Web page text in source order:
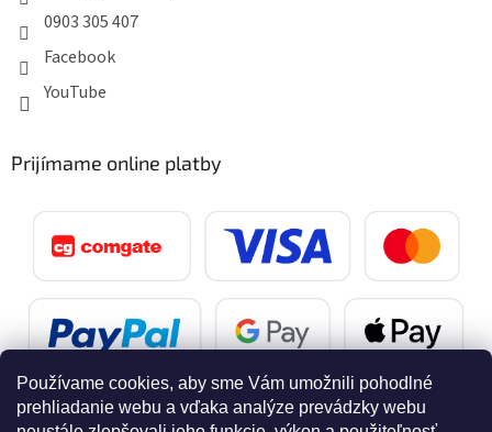
Používame cookies, aby sme Vám umožnili pohodlné
prehliadanie webu a vďaka analýze prevádzky webu
0903 305 407
Facebook
YouTube
Prijímame online platby